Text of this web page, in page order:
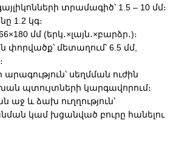
տրամագիծ՝ 1.5 – 10 մմ։
1.2 կգ։
մմ (երկ․×լայն․×բարձր․)։
փորվածք՝ մետաղում՝ 6.5 մմ,
սեղմման ուժին
պտույտների կարգավորում։
աջ և ձախ ուղղություն՝
կամ խցանված բուրը հանելու